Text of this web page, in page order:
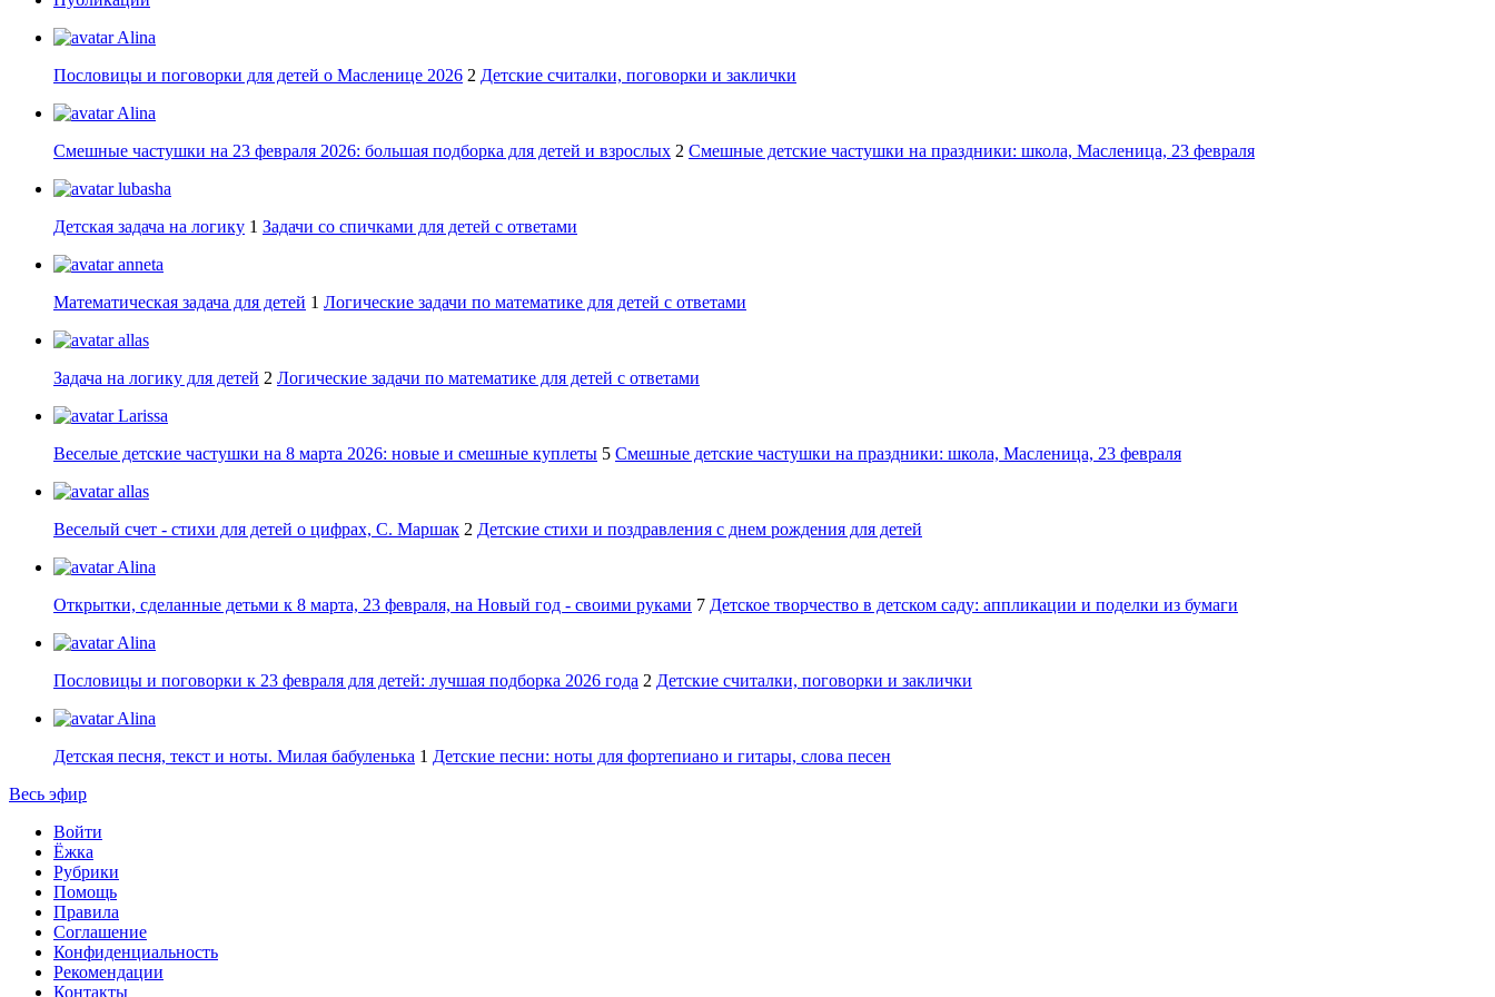
Alina
Пословицы и поговорки для детей о Масленице 2026 2 Детские считалки, поговорки и заклички
Alina
Смешные частушки на 23 февраля 2026: большая подборка для детей и взрослых 2 Смешные детские частушки на праздники: школа, Масленица, 23 февраля
lubasha
Детская задача на логику 1 Задачи со спичками для детей с ответами
anneta
Математическая задача для детей 1 Логические задачи по математике для детей с ответами
allas
Задача на логику для детей 2 Логические задачи по математике для детей с ответами
Larissa
Веселые детские частушки на 8 марта 2026: новые и смешные куплеты 5 Смешные детские частушки на праздники: школа, Масленица, 23 февраля
allas
Веселый счет - стихи для детей о цифрах, С. Маршак 2 Детские стихи и поздравления с днем рождения для детей
Alina
Открытки, сделанные детьми к 8 марта, 23 февраля, на Новый год - своими руками 7 Детское творчество в детском саду: аппликации и поделки из бумаги
Alina
Пословицы и поговорки к 23 февраля для детей: лучшая подборка 2026 года 2 Детские считалки, поговорки и заклички
Alina
Детская песня, текст и ноты. Милая бабуленька 1 Детские песни: ноты для фортепиано и гитары, слова песен
Весь эфир
Войти
Ёжка
Рубрики
Помощь
Правила
Соглашение
Конфиденциальность
Рекомендации
Контакты